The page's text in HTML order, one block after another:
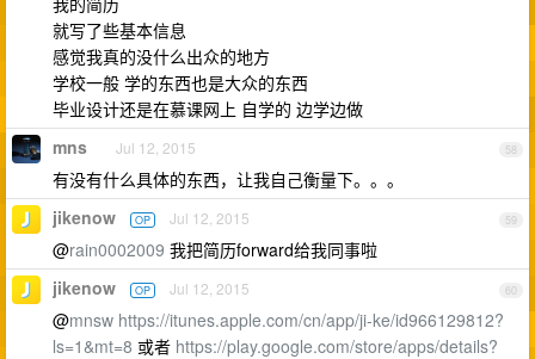
就写了些基本信息
感觉我真的没什么出众的地方
学校一般 学的东西也是大众的东西
毕业设计还是在慕课网上 自学的 边学边做
58
mns Jul 12, 2015
有没有什么具体的东西，让我自己衡量下。。。
59
jikenow OP Jul 12, 2015
@rain0002009 我把简历forward给我同事啦
60
jikenow OP Jul 12, 2015
@mnsw https://itunes.apple.com/cn/app/ji-ke/id966129812?
ls=1&mt=8 或者 https://play.google.com/store/apps/details?